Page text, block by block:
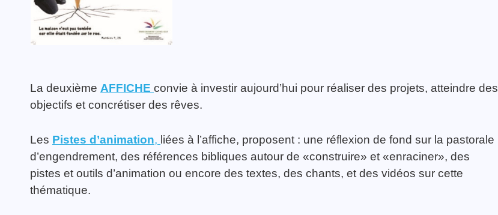
La deuxième AFFICHE convie à investir aujourd’hui pour réaliser des projets, atteindre des
objectifs et concrétiser des rêves.
Les Pistes d’animation, liées à l’affiche, proposent : une réflexion de fond sur la pastorale
d’engendrement, des références bibliques autour de «construire» et «enraciner», des
pistes et outils d’animation ou encore des textes, des chants, et des vidéos sur cette
thématique.